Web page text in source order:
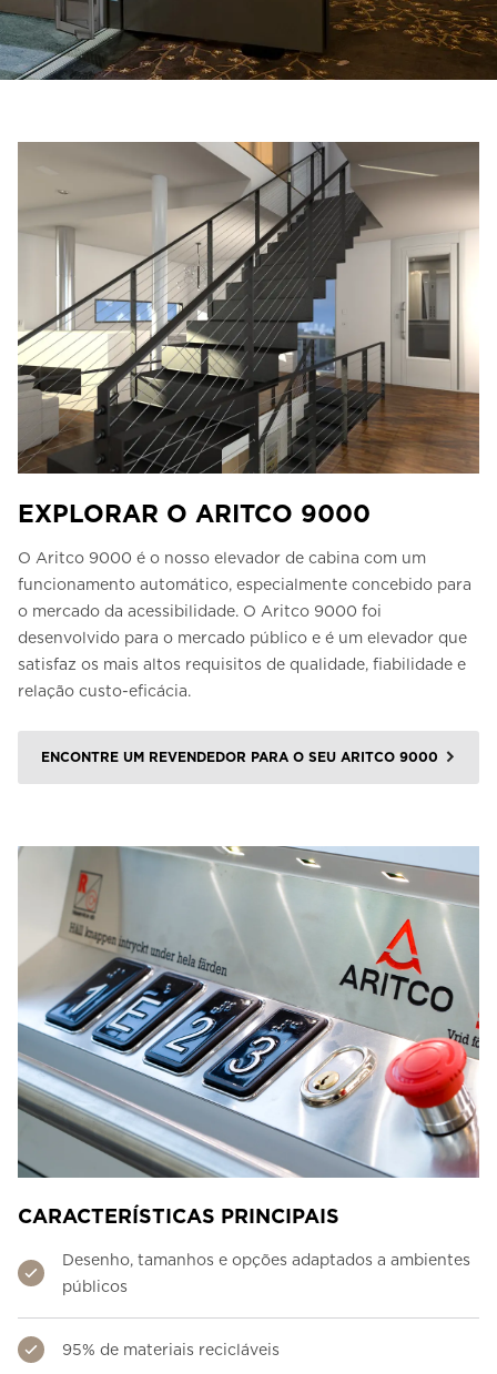
Entre em contacto connosco
Estimativa de preço
FAQ
EXPLORAR O ARITCO 9000
O Aritco 9000 é o nosso elevador de cabina com um
funcionamento automático, especialmente concebido para
o mercado da acessibilidade. O Aritco 9000 foi
desenvolvido para o mercado público e é um elevador que
satisfaz os mais altos requisitos de qualidade, fiabilidade e
relação custo-eficácia.
ENCONTRE UM REVENDEDOR PARA O SEU ARITCO 9000
CARACTERÍSTICAS PRINCIPAIS
Desenho, tamanhos e opções adaptados a ambientes
públicos
95% de materiais recicláveis